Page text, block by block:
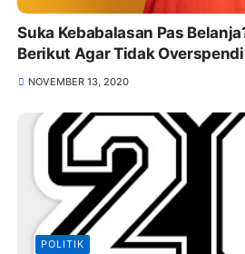
Suka Kebabalasan Pas
Berikut Agar Tidak
NOVEMBER 13, 2020
POLITIK